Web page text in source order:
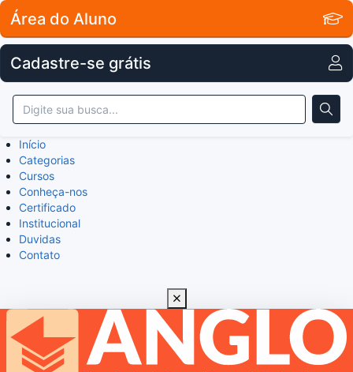
Área do Aluno
Cadastre-se grátis
Início
Categorias
Cursos
Conheça-nos
Certificado
Institucional
Duvidas
Contato